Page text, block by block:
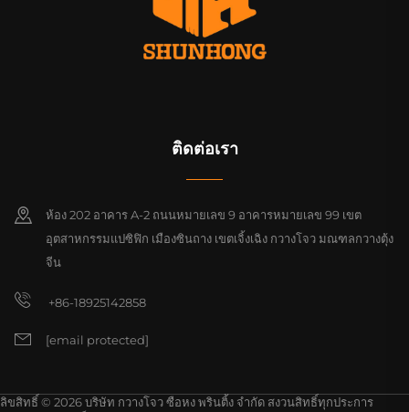
ติดต่อเรา
ห้อง 202 อาคาร A-2 ถนนหมายเลข 9 อาคารหมายเลข 99 เขต
อุตสาหกรรมแปซิฟิก เมืองซินถาง เขตเจิ้งเฉิง กวางโจว มณฑลกวางตุ้ง
จีน
+86-18925142858
[email protected]
ลิขสิทธิ์ © 2026 บริษัท กวางโจว ซือหง พรินติ้ง จำกัด สงวนสิทธิ์ทุกประการ